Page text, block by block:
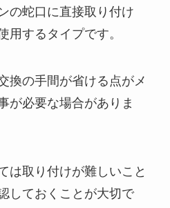
の蛇口に直接取り付け
用するタイプです。
換の手間が省ける点がメ
が必要な場合がありま
は取り付けが難しいこと
しておくことが大切で